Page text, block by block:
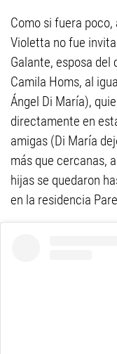
Como si fuera
Violetta no fue
Galante, esposa del
Camila Homs, al
Ángel Di María),
directamente en
amigas (Di María
más que cercanas,
hijas se quedaron
en la residencia